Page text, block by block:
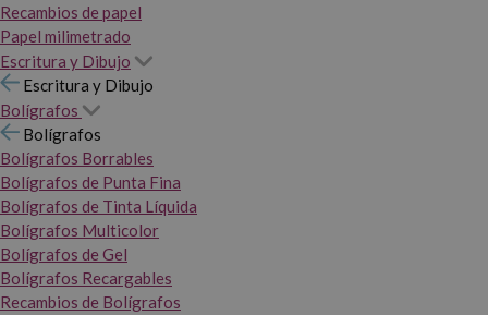
Recambios de papel
Papel milimetrado
Escritura y Dibujo
Escritura y Dibujo
Bolígrafos
Bolígrafos
Bolígrafos Borrables
Bolígrafos de Punta Fina
Bolígrafos de Tinta Líquida
Bolígrafos Multicolor
Bolígrafos de Gel
Bolígrafos Recargables
Recambios de Bolígrafos